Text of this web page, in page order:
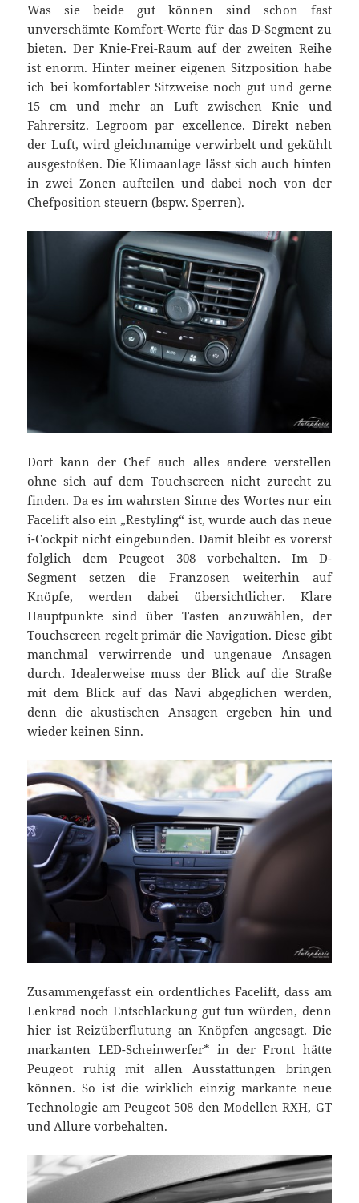
Was sie beide gut können sind schon fast
unverschämte Komfort-Werte für das D-Segment zu
bieten. Der Knie-Frei-Raum auf der zweiten Reihe
ist enorm. Hinter meiner eigenen Sitzposition habe
ich bei komfortabler Sitzweise noch gut und gerne
15 cm und mehr an Luft zwischen Knie und
Fahrersitz. Legroom par excellence. Direkt neben
der Luft, wird gleichnamige verwirbelt und gekühlt
ausgestoßen. Die Klimaanlage lässt sich auch hinten
in zwei Zonen aufteilen und dabei noch von der
Chefposition steuern (bspw. Sperren).
Dort kann der Chef auch alles andere verstellen
ohne sich auf dem Touchscreen nicht zurecht zu
finden. Da es im wahrsten Sinne des Wortes nur ein
Facelift also ein „Restyling“ ist, wurde auch das neue
i-Cockpit nicht eingebunden. Damit bleibt es vorerst
folglich dem Peugeot 308 vorbehalten. Im D-
Segment setzen die Franzosen weiterhin auf
Knöpfe, werden dabei übersichtlicher. Klare
Hauptpunkte sind über Tasten anzuwählen, der
Touchscreen regelt primär die Navigation. Diese gibt
manchmal verwirrende und ungenaue Ansagen
durch. Idealerweise muss der Blick auf die Straße
mit dem Blick auf das Navi abgeglichen werden,
denn die akustischen Ansagen ergeben hin und
wieder keinen Sinn.
Zusammengefasst ein ordentliches Facelift, dass am
Lenkrad noch Entschlackung gut tun würden, denn
hier ist Reizüberflutung an Knöpfen angesagt. Die
markanten LED-Scheinwerfer* in der Front hätte
Peugeot ruhig mit allen Ausstattungen bringen
können. So ist die wirklich einzig markante neue
Technologie am Peugeot 508 den Modellen RXH, GT
und Allure vorbehalten.